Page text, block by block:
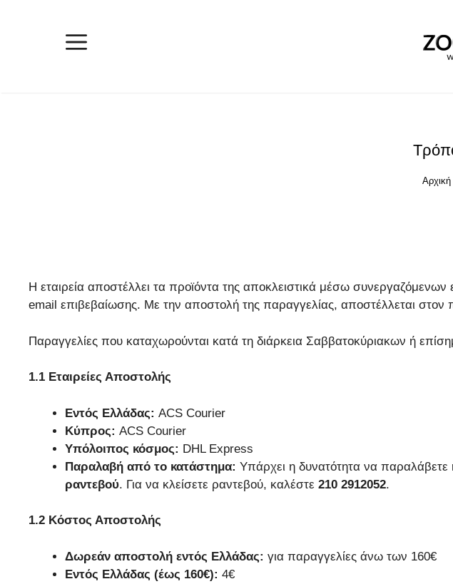
περιεχόμενο
Μενού
Αρχική
Η εταιρεία αποστέλλει τα προϊόντα της αποκλειστικά μέσω
email επιβεβαίωσης. Με την αποστολή της παραγγελίας, αποστέλλεται
Παραγγελίες που καταχωρούνται κατά τη διάρκεια Σαββατοκύριακων ή
1.1 Εταιρείες Αποστολής
Εντός Ελλάδας: ACS Courier
Κύπρος: ACS Courier
Υπόλοιπος κόσμος: DHL Express
Παραλαβή από το κατάστημα: Υπάρχει η δυνατότητα να παραλάβετε
ραντεβού. Για να κλείσετε ραντεβού, καλέστε 210 2912052.
1.2 Κόστος Αποστολής
Δωρεάν αποστολή εντός Ελλάδας: για παραγγελίες άνω των 160€
Εντός Ελλάδας (έως 160€): 4€